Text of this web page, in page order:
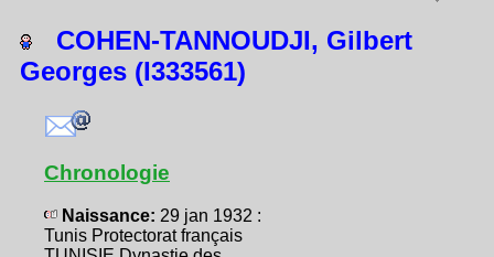
COHEN-TANNOUDJI, Gilbert
Georges (I333561)
Chronologie
Naissance: 29 jan 1932 :
Tunis Protectorat français